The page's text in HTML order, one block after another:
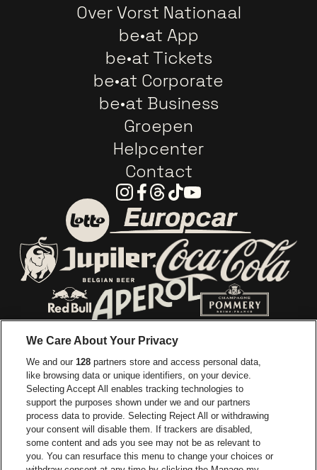
Over Vorst Nationaal
be•at App
be•at Tickets
be•at Corporate
be•at Business
Groepen
Helpcenter
Contact
Instagram
Facebook
Threads
TiktokYoutube
Ga naar de website van Lotto
Ga naar de website van
Ga naar de website van JupilerGa naar de
Ga naar de website van Red BullGa naar de
Ga naar de website van Het logo van
Ga naar de
Ga naar de website van Croky
Ga naar de website van
Ga naar de website van Le Soir
Ga naar de
We Care About Your Privacy
We and our128 partners store and access personal data,
like browsing data or unique identifiers, on your device.
Selecting Accept All enables tracking technologies to
support the purposes shown under we and our partners
process data to provide. Selecting Reject All or withdrawing
your consent will disable them. If trackers are disabled,
some content and ads you see may not be as relevant to
you. You can resurface this menu to change your choices or